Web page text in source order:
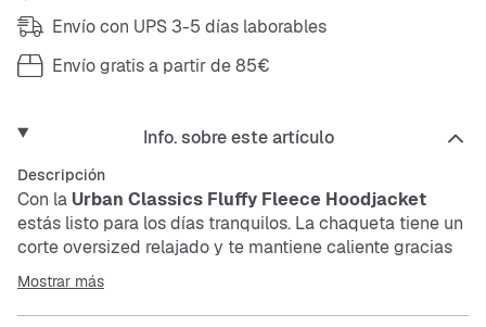
Envío con UPS 3-5 días laborables
Envío gratis a partir de 85€
Info. sobre este artículo
Descripción
Con la Urban Classics Fluffy Fleece Hoodjacket
estás listo para los días tranquilos. La chaqueta tiene un
corte oversized relajado y te mantiene caliente gracias
al suave material de
cuidar, perfecta para el día a día.
Mostrar más